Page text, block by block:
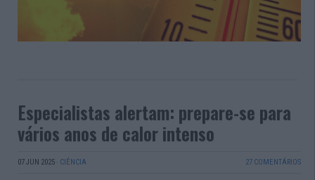
Especialistas alertam: prepare-se para
vários anos de calor intenso
07 JUN 2025 · CIÊNCIA 27 COMENTÁRIOS